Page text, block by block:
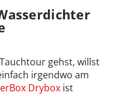
gehst, willst
irgendwo am
Drybox ist